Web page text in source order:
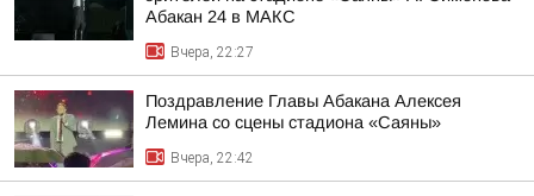
Абакан 24 в МАКС
Вчера, 22:27
Поздравление Главы Абакана Алексея
Лемина со сцены стадиона «Саяны»
Вчера, 22:42